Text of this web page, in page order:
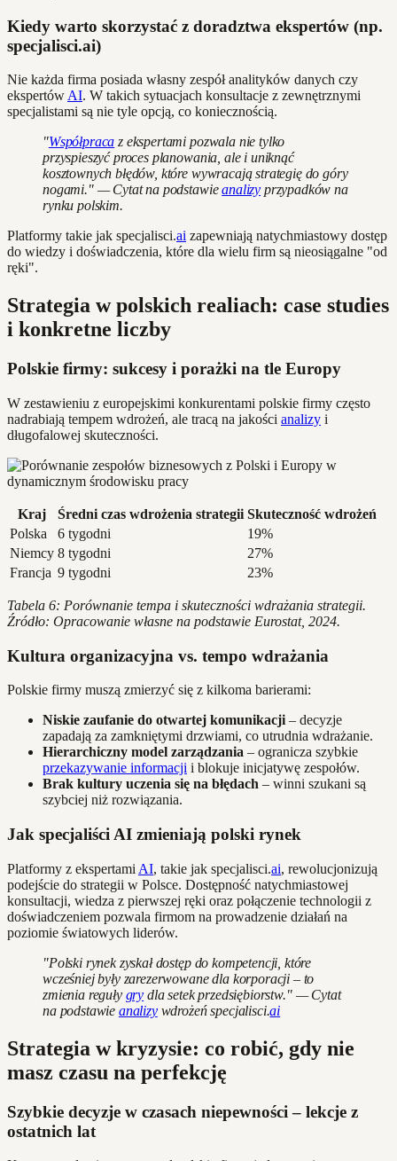
Kiedy warto skorzystać z doradztwa ekspertów (np.
specjalisci.ai)
Nie każda firma posiada własny zespół analityków danych czy
ekspertów AI. W takich sytuacjach konsultacje z zewnętrznymi
specjalistami są nie tyle opcją, co koniecznością.
"Współpraca z ekspertami pozwala nie tylko
przyspieszyć proces planowania, ale i uniknąć
kosztownych błędów, które wywracają strategię do góry
nogami." — Cytat na podstawieanalizy przypadków na
rynku polskim.
Platformy takie jak specjalisci.ai zapewniają natychmiastowy dostęp
do wiedzy i doświadczenia, które dla wielu firm są nieosiągalne "od
ręki".
Strategia w polskich realiach: case studies
i konkretne liczby
Polskie firmy: sukcesy i porażki na tle Europy
W zestawieniu z europejskimi konkurentami polskie firmy często
nadrabiają tempem wdrożeń, ale tracą na jakości analizy i
długofalowej skuteczności.
Kraj Średni czas wdrożenia strategii Skuteczność wdrożeń
Polska
6 tygodni
19%
Niemcy 8 tygodni
27%
Francja 9 tygodni 23%
Tabela 6: Porównanie tempa i skuteczności wdrażania strategii.
Źródło: Opracowanie własne na podstawie Eurostat, 2024.
Kultura organizacyjna vs. tempo wdrażania
Polskie firmy muszą zmierzyć się z kilkoma barierami:
Niskie zaufanie do otwartej komunikacji – decyzje
zapadają za zamkniętymi drzwiami, co utrudnia wdrażanie.
Hierarchiczny model zarządzania – ogranicza szybkie
przekazywanie informacji i blokuje inicjatywę zespołów.
Brak kultury uczenia się na błędach – winni szukani są
szybciej niż rozwiązania.
Jak specjaliści AI zmieniają polski rynek
Platformy z ekspertami AI, takie jak specjalisci.ai, rewolucjonizują
podejście do strategii w Polsce. Dostępność natychmiastowej
konsultacji, wiedza z pierwszej ręki oraz połączenie technologii z
doświadczeniem pozwala firmom na prowadzenie działań na
poziomie światowych liderów.
"Polski rynek zyskał dostęp do kompetencji, które
wcześniej były zarezerwowane dla korporacji – to
zmienia reguły gry dla setek przedsiębiorstw." — Cytat
na podstawie analizywdrożeń specjalisci.ai
Strategia w kryzysie: co robić, gdy nie
masz czasu na perfekcję
Szybkie decyzje w czasach niepewności – lekcje z
ostatnich lat